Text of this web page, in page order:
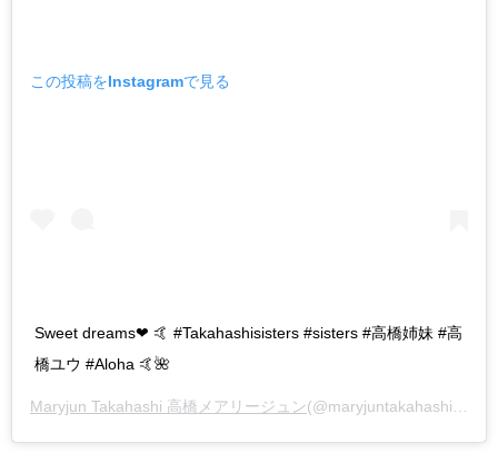
この投稿をInstagramで見る
Sweet dreams❤︎ 🤙 #Takahashisisters #sisters #高橋姉妹 #高
橋ユウ #Aloha 🤙🌺
Maryjun Takahashi 高橋メアリージュン(@maryjuntakahashi)がシェアした投稿 –